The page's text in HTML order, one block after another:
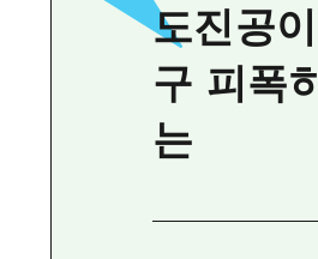
도진공
구 피폭
는